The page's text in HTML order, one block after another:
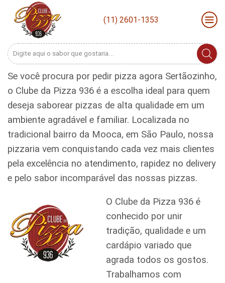
(11) 2601-1353
Search
Se você procura por pedir pizza agora Sertãozinho,
o Clube da Pizza 936 é a escolha ideal para quem
deseja saborear pizzas de alta qualidade em um
ambiente agradável e familiar. Localizada no
tradicional bairro da Mooca, em São Paulo, nossa
pizzaria vem conquistando cada vez mais clientes
pela excelência no atendimento, rapidez no delivery
e pelo sabor incomparável das nossas pizzas.
O Clube da Pizza 936 é
conhecido por unir
tradição, qualidade e um
cardápio variado que
agrada todos os gostos.
Trabalhamos com